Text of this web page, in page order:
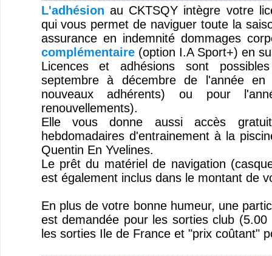
L'adhésion au CKTSQY intègre votre
qui vous permet de naviguer toute la
assurance en indemnité dommages
complémentaire(option I.A Sport+) en
Licences et adhésions sont
septembre à décembre de l'année
nouveaux adhérents) ou pour
renouvellements).
Elle vous donne aussi accès
hebdomadaires d'entrainement à la
Quentin En Yvelines.
Le prêt du matériel de navigation
est également inclus dans le montant de
En plus de votre bonne humeur, une
est demandée pour les sorties club
les sorties Ile de France et "prix coûtant"